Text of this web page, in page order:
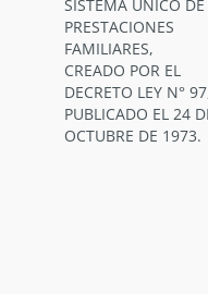
SISTEMA ÚNICO DE
PRESTACIONES
FAMILIARES,
CREADO POR EL
DECRETO LEY N°
PUBLICADO EL 24
OCTUBRE DE 1973.